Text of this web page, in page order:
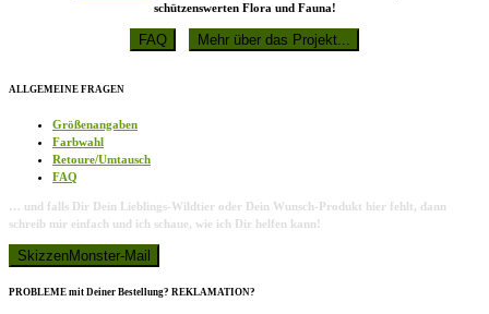
schützenswerten Flora und Fauna!
ALLGEMEINE FRAGEN
Größenangaben
Farbwahl
Retoure/Umtausch
FAQ
… und falls Dir Dein Lieblings-Wildtier oder Dein Wunsch-Produkt hier fehlt, dann
schreib mir einfach und ich schaue, wie ich Dir helfen kann!
PROBLEME mit Deiner Bestellung? REKLAMATION?